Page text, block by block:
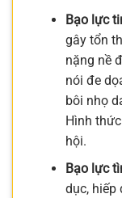
Bạo lực
gây tổn
nặng nề
nói đe
bôi nhọ
Hình
hội.
Bạo lực
dục, hiếp